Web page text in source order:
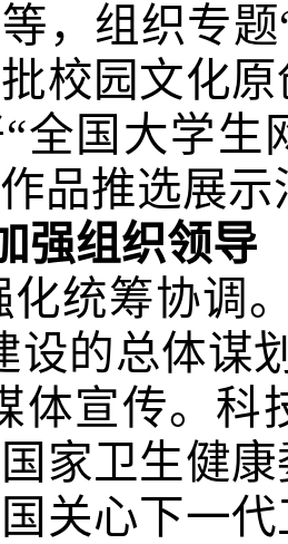
，组织专
校园文化
全国大学生
品推选展示
强组织领导
化统筹协调
设的总体谋
体宣传。科
家卫生健
关心下一